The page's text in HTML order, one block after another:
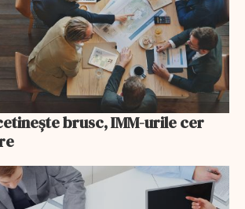
brusc, IMM-urile cer